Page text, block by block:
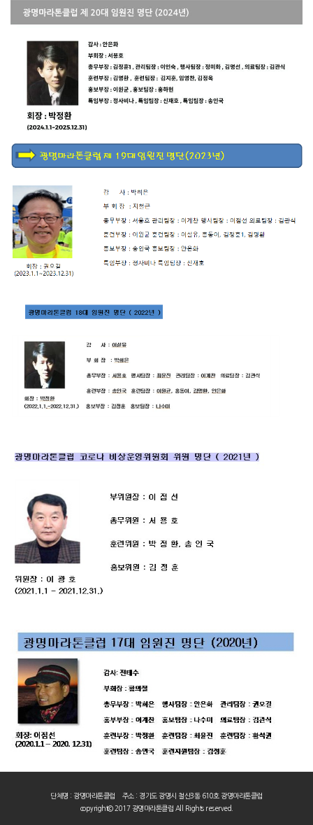
단체명 : 광명마라톤클럽 주소 : 경기도 광명시 철산3동 610호 광명마라톤클럽
copyright© 2017 광명마라톤클럽 All Rights reserved.